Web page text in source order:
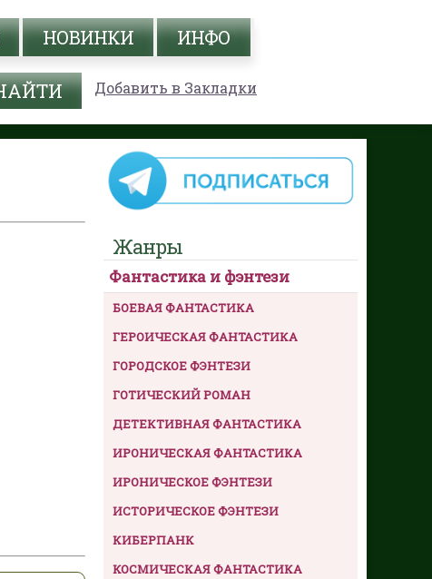
НОВИНКИ ИНФО
Добавить в Закладки
Жанры
Фантастика и фэнтези
БОЕВАЯ ФАНТАСТИКА
ГЕРОИЧЕСКАЯ ФАНТАСТИКА
ГОРОДСКОЕ ФЭНТЕЗИ
ГОТИЧЕСКИЙ РОМАН
ДЕТЕКТИВНАЯ ФАНТАСТИКА
ИРОНИЧЕСКАЯ ФАНТАСТИКА
ИРОНИЧЕСКОЕ ФЭНТЕЗИ
ИСТОРИЧЕСКОЕ ФЭНТЕЗИ
КИБЕРПАНК
КОСМИЧЕСКАЯ ФАНТАСТИКА